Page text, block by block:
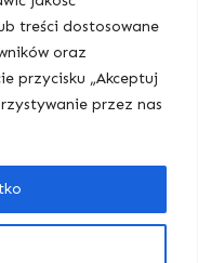
treści dostosowane
oraz
przycisku „Akceptuj
przez nas